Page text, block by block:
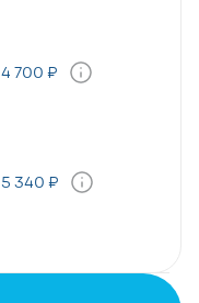
4 700 ₽
5 340 ₽